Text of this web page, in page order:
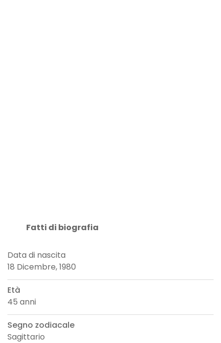
Fatti di biografia
Data di nascita
18 Dicembre, 1980
Età
45 anni
Segno zodiacale
Sagittario